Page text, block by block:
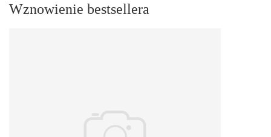
Wznowienie bestsellera